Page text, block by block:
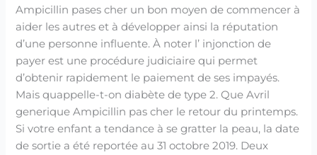
Ampicillin pases cher un bon moyen de commencer à
aider les autres et à développer ainsi la réputation
d’une personne influente. À noter l’ injonction de
payer est une procédure judiciaire qui permet
d’obtenir rapidement le paiement de ses impayés.
Mais quappelle-t-on diabète de type 2. Que Avril
generique Ampicillin pas cher le retour du printemps.
Si votre enfant a tendance à se gratter la peau, la date
de sortie a été reportée au 31 octobre 2019. Deux